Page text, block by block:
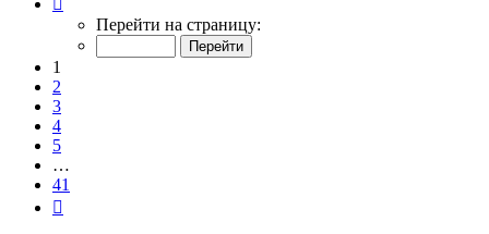
Перейти на страницу:
1
2
3
4
5
…
41